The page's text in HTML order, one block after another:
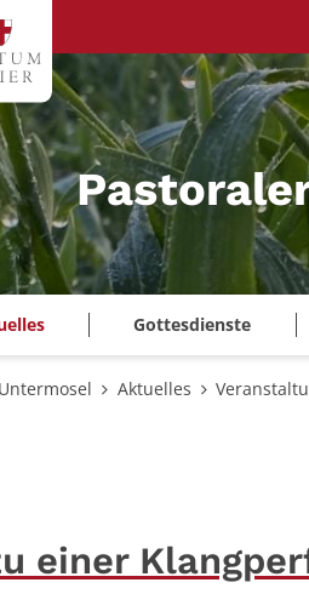
Gottesdienste
Aktuelles
einer